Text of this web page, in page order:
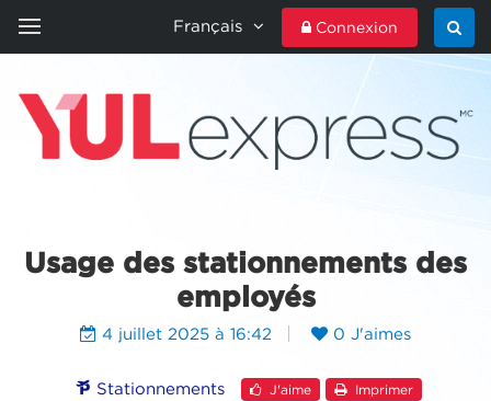
YULEXPRESS
Français Connexion
Usage des stationnements des
employés
4 juillet 2025 à 16:42 0 J'aimes
Stationnements J'aime Imprimer